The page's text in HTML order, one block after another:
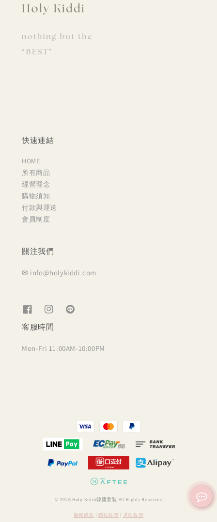
快速連結
HOME
所有商品
經營理念
購物須知
付款與運送
會員制度
關注我們
✉ info@holykiddi.com
客服時間
Mon-Fri 11:00AM-10:00PM
© 2026 Holy Kiddi韓國童裝 All Rights Reserves
服務條款 隱私政策 退款政策